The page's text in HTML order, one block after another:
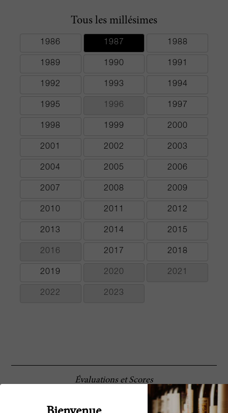
Tous les millésimes
1986 1987 1988
1989 1990 1991
1992 1993 1994
1995 1996 1997
1998 1999 2000
2001 2002 2003
2004 2005 2006
2007 2008 2009
2010 2011 2012
2013 2014 2015
2016 2017 2018
2019 2020 2021
2022 2023
Évaluations et Scores
This is surprisingly fresh and flavorful for
this vintage. Deep color, with stylish aromas